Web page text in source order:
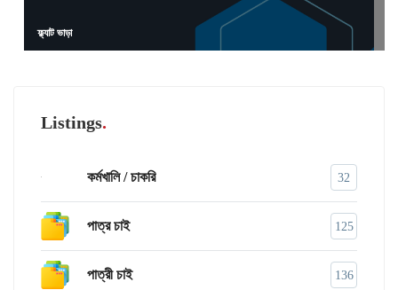
ফ্ল্যাট ভাড়া
Listings
কর্মখালি / চাকরি 32
পাত্র চাই 125
পাত্রী চাই 136